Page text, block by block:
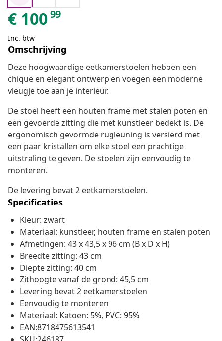
€ 10099
Inc. btw
Omschrijving
Deze hoogwaardige eetkamerstoelen hebben een
chique en elegant ontwerp en voegen een moderne
vleugje toe aan je interieur.
De stoel heeft een houten frame met stalen poten en
een gevoerde zitting die met kunstleer bedekt is. De
ergonomisch gevormde rugleuning is versierd met
een paar kristallen om elke stoel een prachtige
uitstraling te geven. De stoelen zijn eenvoudig te
monteren.
De levering bevat 2 eetkamerstoelen.
Specificaties
Kleur: zwart
Materiaal: kunstleer, houten frame en stalen poten
Afmetingen: 43 x 43,5 x 96 cm (B x D x H)
Breedte zitting: 43 cm
Diepte zitting: 40 cm
Zithoogte vanaf de grond: 45,5 cm
Levering bevat 2 eetkamerstoelen
Eenvoudig te monteren
Materiaal: Katoen: 5%, PVC: 95%
EAN:8718475613541